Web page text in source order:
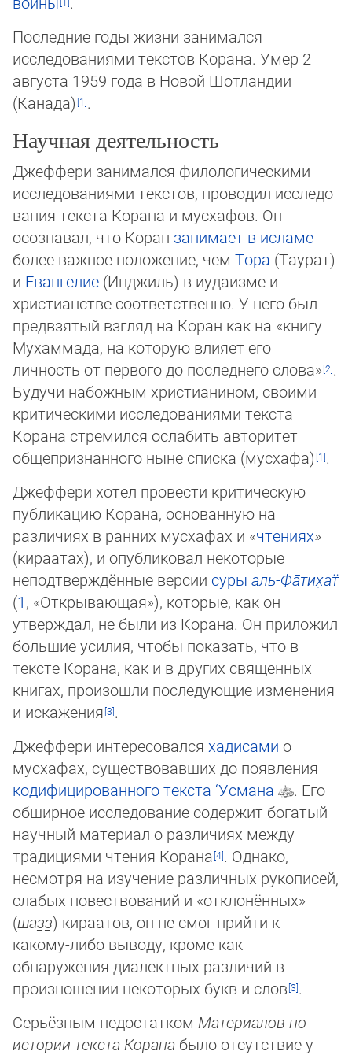
Последние годы жизни занимался
исследованиями текстов Корана. Умер 2
августа 1959 года в Новой Шотландии
(Канада)
.
Научная деятельность
Джеффери занимался филологическими
исследованиями текстов, проводил иссле­до­
ва­ния текста Корана и мусхафов. Он
осознавал, что Коран занимает в исламе
более важное положение, чем Тора (Таурат)
и Евангелие (Инджиль) в иудаизме и
христиан­стве соответственно. У него был
предвзятый взгляд на Коран как на «книгу
Мухамма­да, на которую влияет его
личность от первого до последнего слова»
.
Будучи набож­ным христианином, своими
критическими исследованиями текста
Корана стремился ослабить авторитет
общепризнанного ныне списка (мусхафа)
.
Джеффери хотел провести критическую
публикацию Корана, основанную на
различи­ях в ранних мусхафах и «чтениях»
(кираатах), и опубликовал некоторые
неподтверж­дён­ные версии суры аль-Фа̄­ти­х̣ат̈
(1, «От­кры­ваю­щая»), которые, как он
утверждал, не были из Корана. Он приложил
большие усилия, чтобы показать, что в
тексте Корана, как и в других священных
книгах, произошли последующие изменения
и искажения
.
Джеффери интересовался хадисами о
мусхафах, существовавших до появления
ко­ди­фи­цированноготекста ‘Усмана
. Его
обширное исследование содержит богатый
на­уч­ный материал о различиях между
традициями чтения Корана
. Однако,
несмотря на изучение различных рукописей,
слабых повествований и «отклонённых»
(шаз̱з̱) ки­ра­атов, он не смог прийти к
какому-либо выводу, кроме как
обнаружения диа­лект­ных раз­личий в
произношении некоторых букв и слов
.
Серьёзным недостатком Материалов по
истории текста Корана было отсутствие у